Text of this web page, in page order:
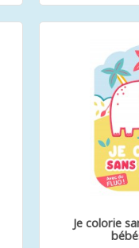
Je colorie